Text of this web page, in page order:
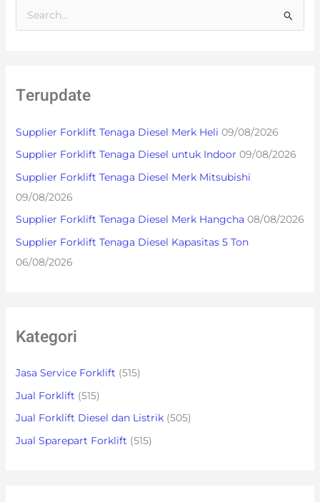
c
f
o
r
:
Terupdate
Supplier Forklift Tenaga Diesel Merk Heli 09/08/2026
Supplier Forklift Tenaga Diesel untuk Indoor 09/08/2026
Supplier Forklift Tenaga Diesel Merk Mitsubishi
09/08/2026
Supplier Forklift Tenaga Diesel Merk Hangcha 08/08/2026
Supplier Forklift Tenaga Diesel Kapasitas 5 Ton
06/08/2026
Kategori
Jasa Service Forklift (515)
Jual Forklift (515)
Jual Forklift Diesel dan Listrik(505)
Jual Sparepart Forklift (515)